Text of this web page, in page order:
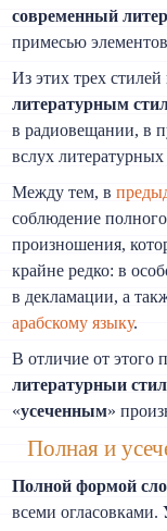
современный
примесью
Из этих трех
литературным
в радиовещании, в
вслух
Между тем, в
соблюдение
произношения,
крайне редко: в
в декламации, а
арабскому языку.
В отличие от этого
литературныи
«усеченным»
Полная и
Полной формой
всеми огласовками.